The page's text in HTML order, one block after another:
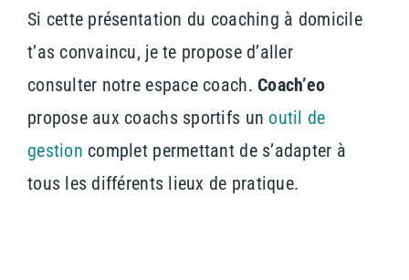
Si cette présentation du coaching à domicile
t’as convaincu, je te propose d’aller
consulter notre espace coach. Coach’eo
propose aux coachs sportifs un outil de
gestion complet permettant de s’adapter à
tous les différents lieux de pratique.